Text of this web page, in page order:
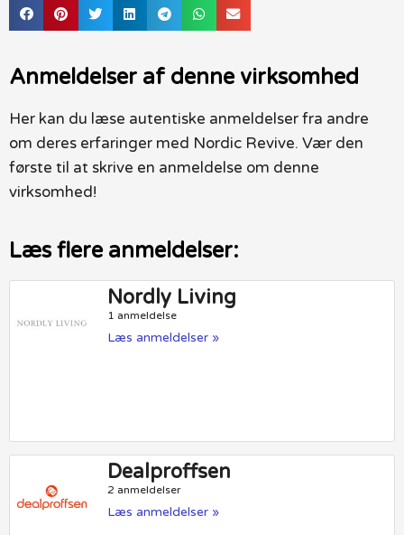
Anmeldelser af denne virksomhed
Her kan du læse autentiske anmeldelser fra andre
om deres erfaringer med Nordic Revive. Vær den
første til at skrive en anmeldelse om denne
virksomhed!
Læs flere anmeldelser:
Nordly Living
1 anmeldelse
Læs anmeldelser »
Dealproffsen
2 anmeldelser
Læs anmeldelser »